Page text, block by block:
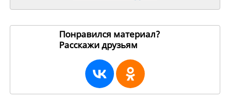
Понравился материал?
Расскажи друзьям